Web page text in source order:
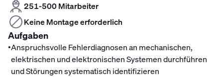
251-500 Mitarbeiter
Keine Montage erforderlich
Aufgaben
•Anspruchsvolle Fehlerdiagnosen an mechanischen,
elektrischen und elektronischen Systemen durchführen
und Störungen systematisch identifizieren